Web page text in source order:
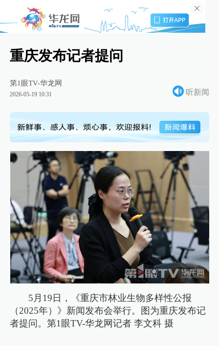
重庆发布记者提问
第1眼TV-华龙网
2026-05-19 10:31 听新闻
5月19日，《重庆市林业生物多样性公报
（2025年）》新闻发布会举行。图为重庆发布记
者提问。第1眼TV-华龙网记者 李文科 摄